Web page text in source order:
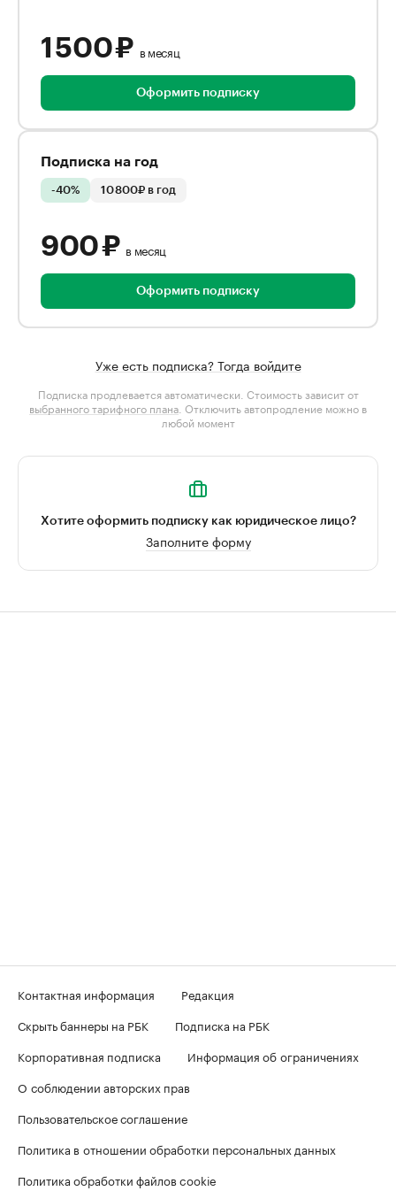
1 500 ₽ в месяц
Оформить подписку
Подписка на год
-40% 10 800₽ в год
900 ₽ в месяц
Оформить подписку
Уже есть подписка? Тогда войдите
Подписка продлевается автоматически. Стоимость зависит от
выбранного тарифного плана . Отключить автопродление можно в
любой момент
Хотите оформить подписку как юридическое лицо?
Заполните форму
Контактная информация
Редакция
Скрыть баннеры на РБК
Подписка на РБК
Корпоративная подписка
Информация об ограничениях
О соблюдении авторских прав
Пользовательское соглашение
Политика в отношении обработки персональных данных
Политика обработки файлов cookie